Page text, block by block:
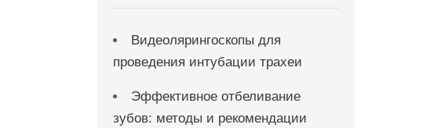
Видеолярингоскопы для
проведения интубации трахеи
Эффективное отбеливание
зубов: методы и рекомендации